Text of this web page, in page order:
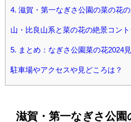
4. 滋賀・第一なぎさ公園の菜の花
山・比良山系と菜の花の絶景コント
5. まとめ：なぎさ公園菜の花2024
駐車場やアクセスや見どころは？
滋賀・第一なぎさ公園